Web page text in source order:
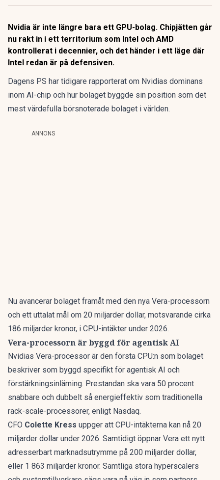
Nvidia är inte längre bara ett GPU-bolag. Chipjätten går
nu rakt in i ett territorium som Intel och AMD
kontrollerat i decennier, och det händer i ett läge där
Intel redan är på defensiven.
Dagens PS har tidigare rapporterat om Nvidias dominans
inom AI-chip och hur bolaget byggde sin position som det
mest värdefulla börsnoterade bolaget i världen.
ANNONS
Nu avancerar bolaget framåt med den nya Vera-processorn
och ett uttalat mål om 20 miljarder dollar, motsvarande cirka
186 miljarder kronor, i CPU-intäkter under 2026.
Vera-processorn är byggd för agentisk AI
Nvidias Vera-processor är den första CPU:n som bolaget
beskriver som byggd specifikt för agentisk AI och
förstärkningsinlärning. Prestandan ska vara 50 procent
snabbare och dubbelt så energieffektiv som traditionella
rack-scale-processorer, enligt Nasdaq.
CFO Colette Kress uppger att CPU-intäkterna kan nå 20
miljarder dollar under 2026. Samtidigt öppnar Vera ett nytt
adresserbart marknadsutrymme på 200 miljarder dollar,
eller 1 863 miljarder kronor. Samtliga stora hyperscalers